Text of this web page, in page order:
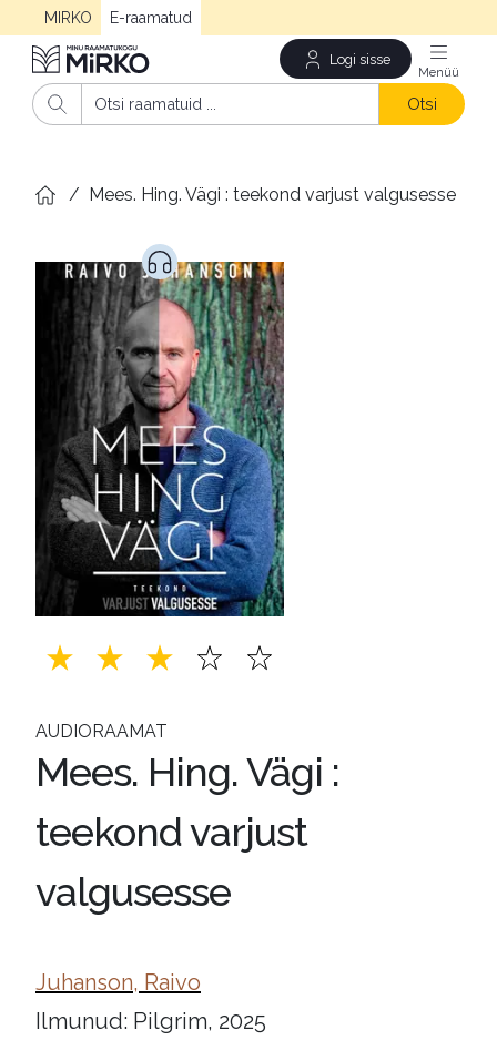
MIRKO E-raamatud
Logi sisse
Otsi
/ Mees. Hing. Vägi : teekond varjust valgusesse
AUDIORAAMAT
Mees. Hing. Vägi :
teekond varjust
valgusesse
Juhanson, Raivo
Ilmunud: Pilgrim, 2025